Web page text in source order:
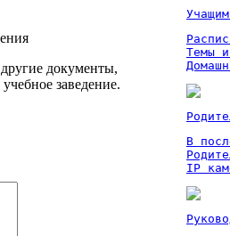
документы,
заведение.
Темы
В
IP